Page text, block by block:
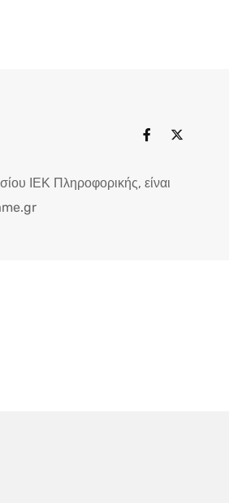
ΙΕΚ Πληροφορικής, είναι